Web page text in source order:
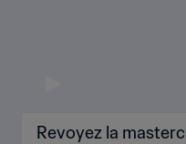
Revoyez la